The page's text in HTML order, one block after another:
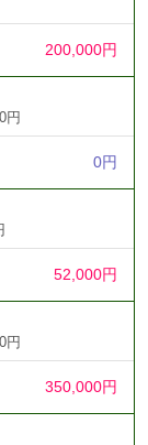
200,000円
円
0円
52,000円
円
350,000円